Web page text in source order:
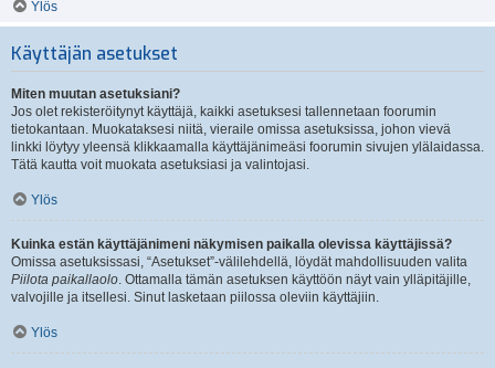
Ylös
Käyttäjän asetukset
Miten muutan asetuksiani?
Jos olet rekisteröitynyt käyttäjä, kaikki asetuksesi tallennetaan foorumin
tietokantaan. Muokataksesi niitä, vieraile omissa asetuksissa, johon vievä
linkki löytyy yleensä klikkaamalla käyttäjänimeäsi foorumin sivujen ylälaidassa.
Tätä kautta voit muokata asetuksiasi ja valintojasi.
Ylös
Kuinka estän käyttäjänimeni näkymisen paikalla olevissa käyttäjissä?
Omissa asetuksissasi, “Asetukset”-välilehdellä, löydät mahdollisuuden valita
Piilota paikallaolo. Ottamalla tämän asetuksen käyttöön näyt vain ylläpitäjille,
valvojille ja itsellesi. Sinut lasketaan piilossa oleviin käyttäjiin.
Ylös